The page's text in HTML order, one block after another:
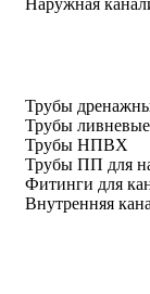
Трубы
Трубы
Трубы НПВХ
Трубы ПП для
Фитинги для
Внутренняя